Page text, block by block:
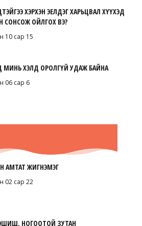
ХЭРХЭН ЭЕЛДЭГ ХАРЬЦВАЛ ХҮҮХЭД
СОНСОЖ ОЙЛГОХ ВЭ?
10 сар 15
МИНЬ ХЭЛД ОРОЛГҮЙ УДАЖ БАЙНА
06 сар 6
АМТАТ ЖИГНЭМЭГ
02 сар 22
НОГООТОЙ ЗУТАН